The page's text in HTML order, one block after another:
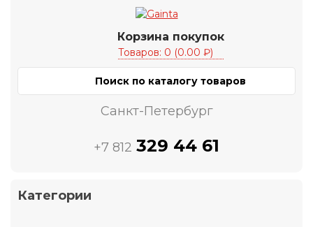
Корзина покупок
Товаров: 0 (0.00 ₽)
Санкт-Петербург
+7 812 329 44 61
Категории